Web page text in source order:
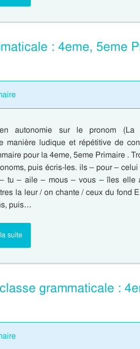
: 4eme, 5eme
autonomie sur le pronom (La
manière ludique et répétitive de
pour la 4eme, 5eme Primaire .
puis écris-les. ils – pour –
tu – aile – mous – vous – îles elle
la leur / on chante / ceux du fond
puis…
suite
grammaticale :